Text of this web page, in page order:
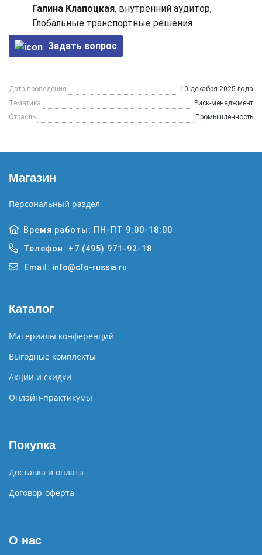
Галина Клапоцкая, внутренний аудитор,
Глобальные транспортные решения
Задать вопрос
Дата проведения
10 декабря 2025 года
Тематика
Риск-менеджмент
Отрасль
Промышленность
Магазин
Персональный раздел
Время работы: ПН-ПТ 9:00-18:00
Телефон: +7 (495) 971-92-18
Email: info@cfo-russia.ru
Каталог
Материалы конференций
Выгодные комплекты
Акции и скидки
Онлайн-практикумы
Покупка
Доставка и оплата
Договор-оферта
О нас